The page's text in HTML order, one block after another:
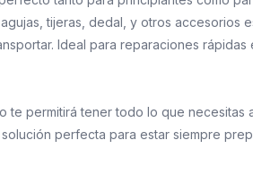
tijeras, dedal, y otros accesorios
Ideal para reparaciones rápidas
te permitirá tener todo lo que necesitas
perfecta para estar siempre